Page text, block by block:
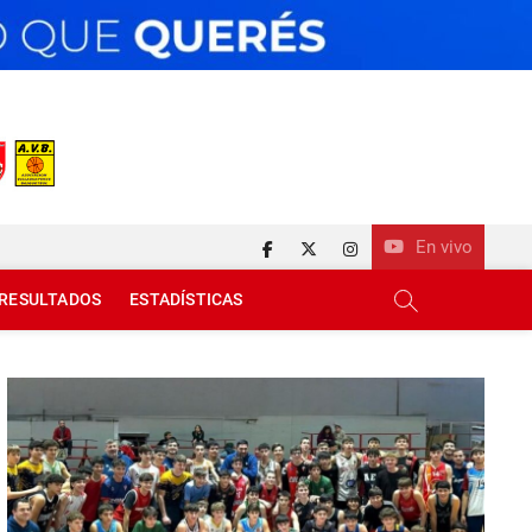
En vivo
facebook
twitterinstagram
RESULTADOS ESTADÍSTICAS